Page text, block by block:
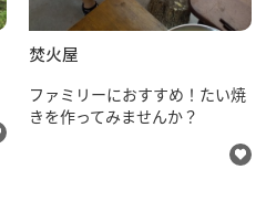
焚火屋
ファミリーにおすすめ！たい焼
きを作ってみませんか？